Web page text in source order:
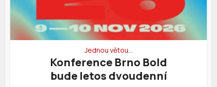
Jednou větou…
Konference Brno Bold
bude letos dvoudenní